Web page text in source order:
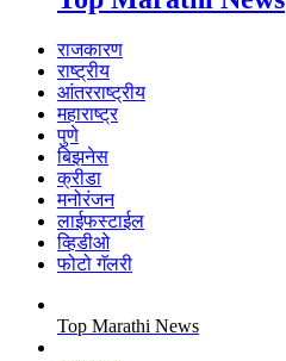
राजकारण
राष्ट्रीय
आंतरराष्ट्रीय
महाराष्ट्र
पुणे
बिझनेस
क्रीडा
मनोरंजन
लाईफस्टाईल
व्हिडीओ
फोटो गॅलरी
Top Marathi News